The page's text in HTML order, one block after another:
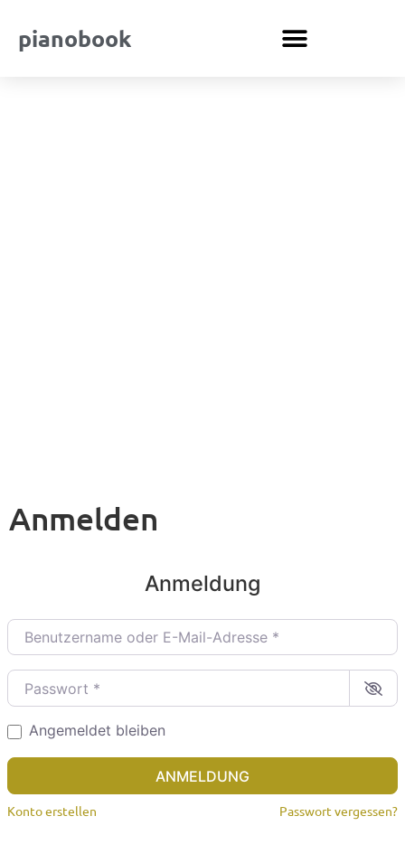
pianobook
Anmelden
Anmeldung
Benutzername oder E-Mail-Adresse*
Passwort*
Angemeldet bleiben
ANMELDUNG
Konto erstellen Passwort vergessen?